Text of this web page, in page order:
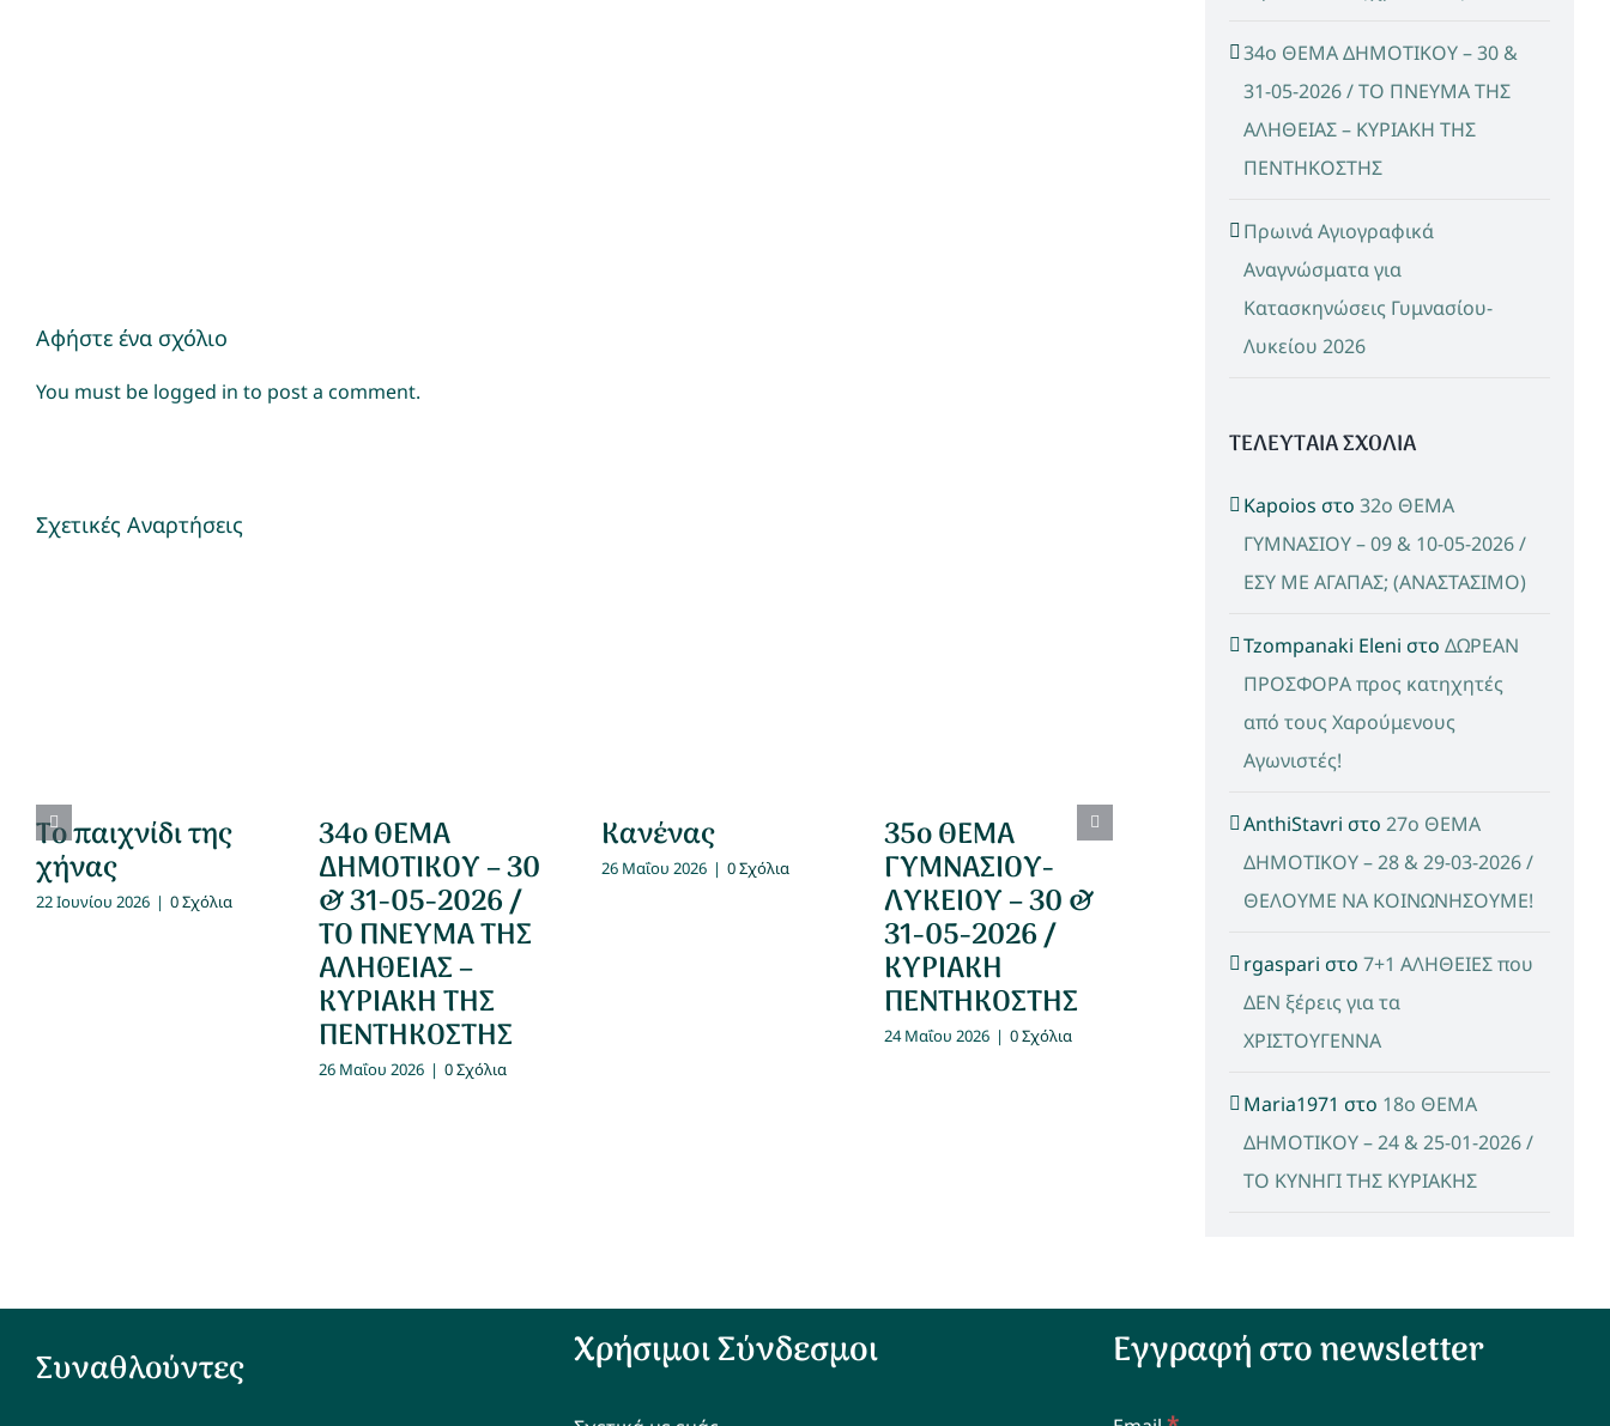
Αφήστε ένα σχόλιο
You must be logged in to post a comment.
Σχετικές Αναρτήσεις
Το παιχνίδι της
χήνας
22 Ιουνίου 2026 | 0 Σχόλια
34ο ΘΕΜΑ
ΔΗΜΟΤΙΚΟΥ – 30
& 31-05-2026 /
ΤΟ ΠΝΕΥΜΑ ΤΗΣ
ΑΛΗΘΕΙΑΣ –
ΚΥΡΙΑΚΗ ΤΗΣ
ΠΕΝΤΗΚΟΣΤΗΣ
26 Μαΐου 2026 | 0 Σχόλια
Κανένας
26 Μαΐου 2026 | 0 Σχόλια
35ο ΘΕΜΑ
ΓΥΜΝΑΣΙΟΥ-
ΛΥΚΕΙΟΥ – 30 &
31-05-2026 /
ΚΥΡΙΑΚΗ
ΠΕΝΤΗΚΟΣΤΗΣ
24 Μαΐου 2026 | 0 Σχόλια
34ο ΘΕΜΑ ΔΗΜΟΤΙΚΟΥ – 30 &
31-05-2026 / ΤΟ ΠΝΕΥΜΑ ΤΗΣ
ΑΛΗΘΕΙΑΣ – ΚΥΡΙΑΚΗ ΤΗΣ
ΠΕΝΤΗΚΟΣΤΗΣ
Πρωινά Αγιογραφικά
Αναγνώσματα για
Κατασκηνώσεις Γυμνασίου-
Λυκείου 2026
ΤΕΛΕΥΤΑΙΑ ΣΧΟΛΙΑ
Kapoios στο 32ο ΘΕΜΑ
ΓΥΜΝΑΣΙΟΥ – 09 & 10-05-2026 /
ΕΣΥ ΜΕ ΑΓΑΠΑΣ; (ΑΝΑΣΤΑΣΙΜΟ)
Tzompanaki Eleni στο ΔΩΡΕΑΝ
ΠΡΟΣΦΟΡΑ προς κατηχητές
από τους Χαρούμενους
Αγωνιστές!
AnthiStavri στο 27ο ΘΕΜΑ
ΔΗΜΟΤΙΚΟΥ – 28 & 29-03-2026 /
ΘΕΛΟΥΜΕ ΝΑ ΚΟΙΝΩΝΗΣΟΥΜΕ!
rgaspari στο 7+1 ΑΛΗΘΕΙΕΣ που
ΔΕΝ ξέρεις για τα
ΧΡΙΣΤΟΥΓΕΝΝΑ
Maria1971 στο 18ο ΘΕΜΑ
ΔΗΜΟΤΙΚΟΥ – 24 & 25-01-2026 /
ΤΟ ΚΥΝΗΓΙ ΤΗΣ ΚΥΡΙΑΚΗΣ
Συναθλούντες Χρήσιμοι Σύνδεσμοι Εγγραφή στο newsletter